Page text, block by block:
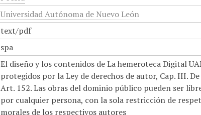
Universidad Autónoma de Nuevo León
text/pdf
spa
El diseño y los contenidos de La hemeroteca Digital
protegidos por la Ley de derechos de autor, Cap. III.
Art. 152. Las obras del dominio público pueden ser
por cualquier persona, con la sola restricción de
morales de los respectivos autores